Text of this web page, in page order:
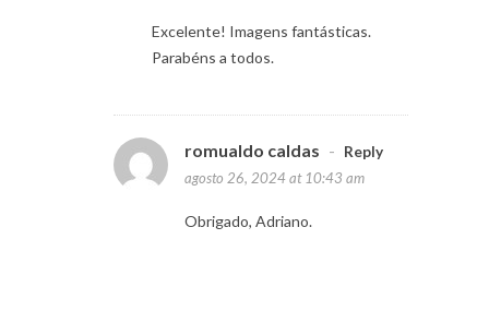
Excelente! Imagens fantásticas.
Parabéns a todos.
romualdo caldas -
Reply
agosto 26, 2024 at 10:43 am
Obrigado, Adriano.